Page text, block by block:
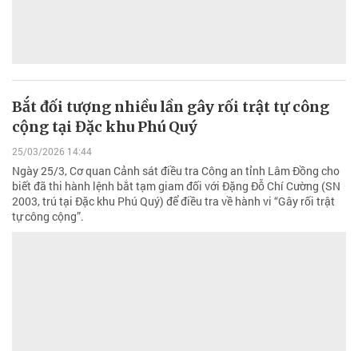
Bắt đối tượng nhiều lần gây rối trật tự công
cộng tại Đặc khu Phú Quý
25/03/2026 14:44
Ngày 25/3, Cơ quan Cảnh sát điều tra Công an tỉnh Lâm Đồng cho
biết đã thi hành lệnh bắt tạm giam đối với Đặng Đỗ Chí Cường (SN
2003, trú tại Đặc khu Phú Quý) để điều tra về hành vi “Gây rối trật
tự công cộng”.